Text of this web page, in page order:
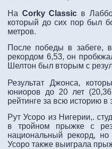
На Corky Classic в
который до сих пор был
метров.
После победы в забеге,
рекордом 6,53, он
Шелтон был вторым с
Результат Джонса,
юниоров до 20 лет
рейтинге за всю историю
Рут Усоро из Нигерии,.
в тройном прыжке с
национальный рекорд,
Усоро также выиграла